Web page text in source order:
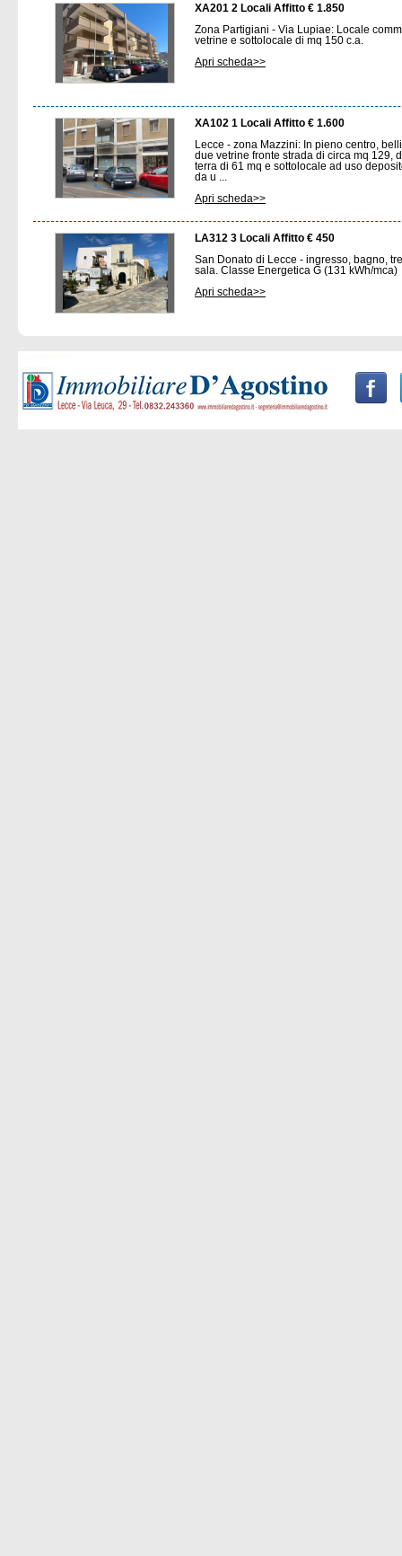
XA201 2 Locali Affitto € 1.850
Zona Partigiani - Via Lupiae: Locale
vetrine e sottolocale di mq 150 c.a.
Apri scheda>>
XA102 1 Locali Affitto € 1.600
Lecce - zona Mazzini: In pieno centro,
due vetrine fronte strada di circa mq 129,
terra di 61 mq e sottolocale ad uso
da u ...
Apri scheda>>
LA312 3 Locali Affitto € 450
San Donato di Lecce - ingresso, bagno,
sala. Classe Energetica G (131 kWh/mca)
Apri scheda>>